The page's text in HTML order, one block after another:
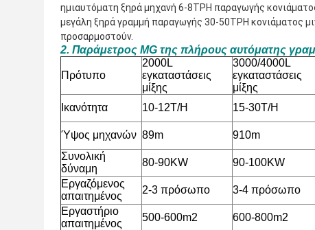
ημιαυτόματη ξηρά μηχανή 6-8TPH παραγωγής
μεγάλη ξηρά γραμμή παραγωγής 30-50TPH κονιάματος
προσαρμοστούν.
2. Παράμετρος MG της πλήρους αυτόματης
Πρότυπο
2000L
εγκαταστάσεις
μίξης
3000/4000L
εγκαταστάσεις
μίξης
Ικανότητα
10-12T/H 15-30T/H
Ύψος μηχανών 89m 910m
Συνολική
δύναμη
80-90KW 90-100KW
Εργαζόμενος
απαιτημένος
2-3 πρόσωπο 3-4 πρόσωπο
Εργαστήριο
απαιτημένος
500-600m2 600-800m2